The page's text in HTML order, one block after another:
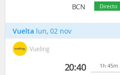
BCN
Directo
Vuelta lun, 02 nov
Vueling
20:40
1h 45m